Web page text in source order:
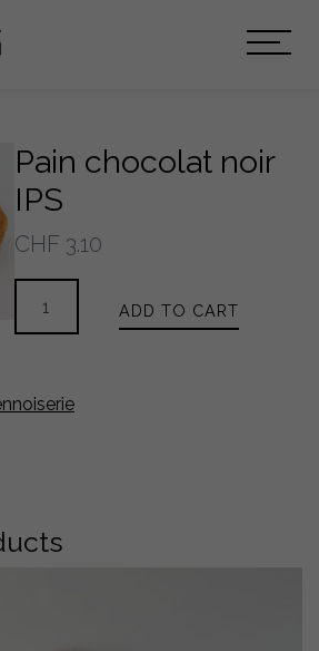
Pain chocolat noir
IPS
CHF 3.10
chocolat
quantity
ADD TO CART